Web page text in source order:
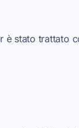
è stato trattato